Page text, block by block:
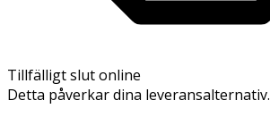
Tillfälligt slut online
Detta påverkar dina leveransalternativ.